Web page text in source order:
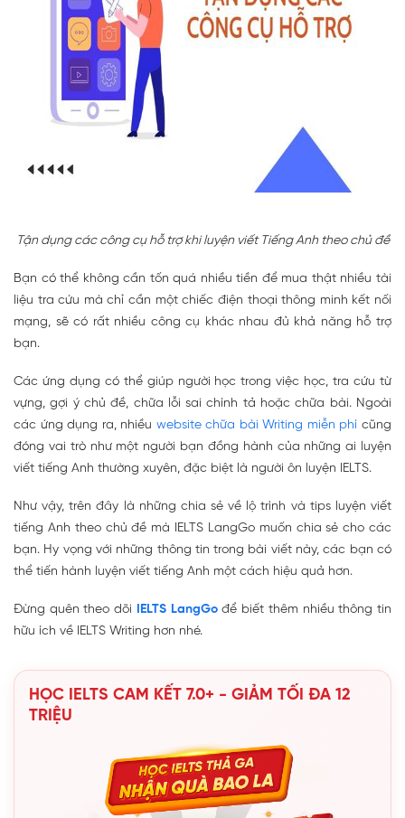
Tận dụng các công cụ hỗ trợ khi luyện viết Tiếng Anh theo chủ đề
Bạn có thể không cần tốn quá nhiều tiền để mua thật nhiều tài
liệu tra cứu mà chỉ cần một chiếc điện thoại thông minh kết nối
mạng, sẽ có rất nhiều công cụ khác nhau đủ khả năng hỗ trợ
bạn.
Các ứng dụng có thể giúp người học trong việc học, tra cứu từ
vựng, gợi ý chủ đề, chữa lỗi sai chính tả hoặc chữa bài. Ngoài
các ứng dụng ra, nhiều website chữa bài Writing miễn phí cũng
đóng vai trò như một người bạn đồng hành của những ai luyện
viết tiếng Anh thường xuyên, đặc biệt là người ôn luyện IELTS.
Như vậy, trên đây là những chia sẻ về lộ trình và tips luyện viết
tiếng Anh theo chủ đề mà IELTS LangGo muốn chia sẻ cho các
bạn. Hy vọng với những thông tin trong bài viết này, các bạn có
thể tiến hành luyện viết tiếng Anh một cách hiệu quả hơn.
Đừng quên theo dõi IELTS LangGođể biết thêm nhiều thông tin
hữu ích về IELTS Writing hơn nhé.
HỌC IELTS CAM KẾT 7.0+ - GIẢM TỐI ĐA 12
TRIỆU